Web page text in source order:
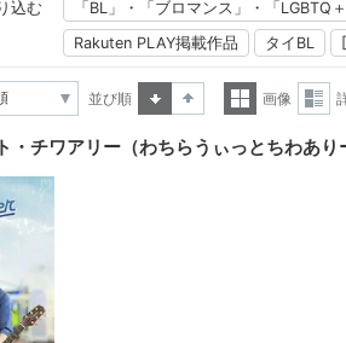
込む 「BL」・「ブロマンス」・「LGBTQ
Rakuten PLAY掲載作品
タイBL
並び順
表示
画像
表示
・チワアリー（わちらうぃっとちわあり